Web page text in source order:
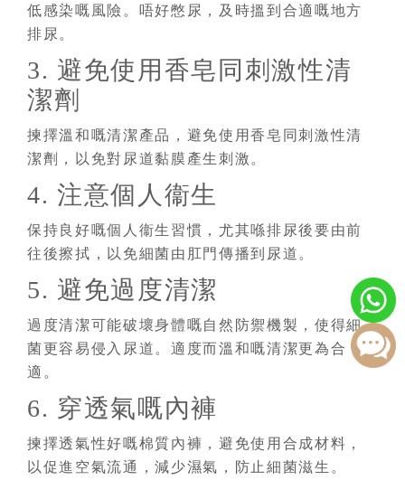
低感染嘅風險。唔好憋尿，及時搵到合適嘅地方
排尿。
3. 避免使用香皂同刺激性清
潔劑
揀擇溫和嘅清潔產品，避免使用香皂同刺激性清
潔劑，以免對尿道黏膜產生刺激。
4. 注意個人衞生
保持良好嘅個人衞生習慣，尤其喺排尿後要由前
往後擦拭，以免細菌由肛門傳播到尿道。
5. 避免過度清潔
過度清潔可能破壞身體嘅自然防禦機製，使得細
菌更容易侵入尿道。適度而溫和嘅清潔更為合
適。
6. 穿透氣嘅內褲
揀擇透氣性好嘅棉質內褲，避免使用合成材料，
以促進空氣流通，減少濕氣，防止細菌滋生。